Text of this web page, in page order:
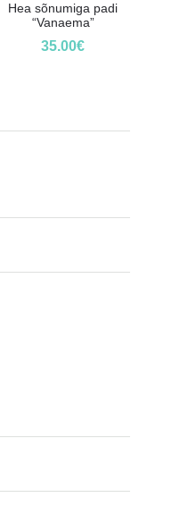
Hea sõnumiga padi
“Vanaema”
35.00€